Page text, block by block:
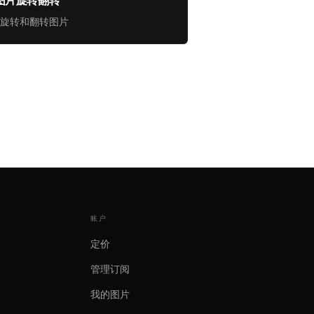
转和翻转图片
账户
定价
管理订阅
我的图片